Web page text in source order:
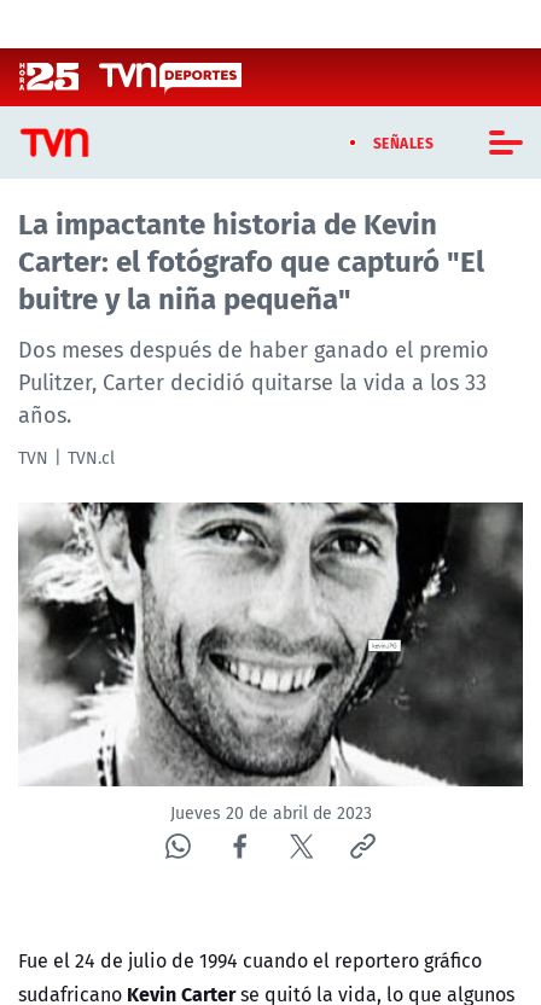
SEÑALES
CASTING MASTERCHEF CHILE
CASTING TVN VERTICAL
TVN VERTICAL
TVN PLAY
PROGRAMAS
TELESERIES
NTV
ACTUALIDAD Y TENDENCIAS
CORPORATIVO Y TRANSPARENCIA
CANAL DE DENUNCIAS
ÁREA DE PROYECTOS
La impactante historia de Kevin
Carter: el fotógrafo que capturó "El
buitre y la niña pequeña"
Dos meses después de haber ganado el premio
Pulitzer, Carter decidió quitarse la vida a los 33
años.
TVN TVN.cl
Jueves 20 de abril de 2023
Fue el 24 de julio de 1994 cuando el reportero gráfico
sudafricano Kevin Carterse quitó la vida, lo que algunos